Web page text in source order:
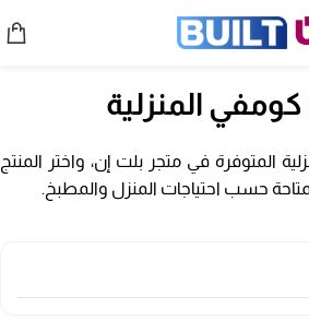
المنزلية
المتوفرة في متجر بلت إن، واختر المنتج
حسب احتياجات المنزل والمطبخ.